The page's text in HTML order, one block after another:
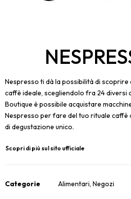
Nespresso ti dà la possibilità di scoprire
caffè ideale, scegliendolo fra 24 diversi
Boutique è possibile acquistare
Nespresso per fare del tuo rituale caffè
di degustazione unico.
Scopri di più sul sito ufficiale
Categorie Alimentari, Negozi